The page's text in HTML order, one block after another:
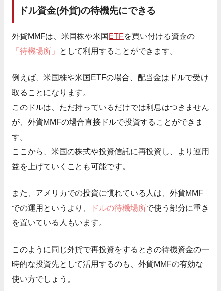
ドル資金(外貨)の待機先にできる
外貨MMFは、米国株や米国 ETFを買い付ける資金の
「待機場所」
として利用することができます。
例えば、米国株や米国ETFの場合、配当金はドルで受け
取ることになります。
このドルは、ただ持っているだけでは利息はつきません
が、外貨MMFの場合直接ドルで投資することができま
す。
ここから、米国の株式や投資信託に再投資し、より運用
益を上げていくことも可能です。
また、アメリカでの投資に慣れている人は、外貨MMF
での運用というより、
ドルの待機場所で使う部分に重き
を置いている人もいます。
このように同じ外貨で再投資をするときの待機資金の一
時的な投資先として活用するのも、外貨MMFの有効な
使い方でしょう。